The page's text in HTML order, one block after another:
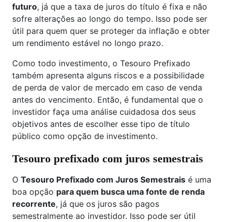
futuro, já que a taxa de juros do título é fixa e não
sofre alterações ao longo do tempo. Isso pode ser
útil para quem quer se proteger da inflação e obter
um rendimento estável no longo prazo.
Como todo investimento, o Tesouro Prefixado
também apresenta alguns riscos e a possibilidade
de perda de valor de mercado em caso de venda
antes do vencimento. Então, é fundamental que o
investidor faça uma análise cuidadosa dos seus
objetivos antes de escolher esse tipo de título
público como opção de investimento.
Tesouro prefixado com juros semestrais
O Tesouro Prefixado com Juros Semestrais é uma
boa opção para quem busca uma fonte de renda
recorrente, já que os juros são pagos
semestralmente ao investidor. Isso pode ser útil